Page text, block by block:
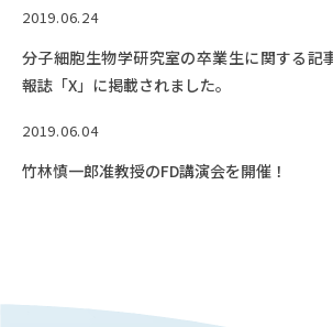
2019.06.24
分子細胞生物学研究室の卒業生に関する記
報誌「X」に掲載されました。
2019.06.04
竹林慎一郎准教授のFD講演会を開催！